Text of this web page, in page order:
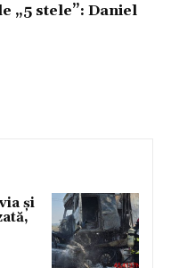
„5 stele”: Daniel
și